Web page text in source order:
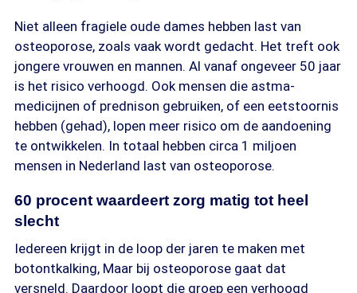
Niet alleen fragiele oude dames hebben last van
osteoporose, zoals vaak wordt gedacht. Het treft ook
jongere vrouwen en mannen. Al vanaf ongeveer 50 jaar
is het risico verhoogd. Ook mensen die astma-
medicijnen of prednison gebruiken, of een eetstoornis
hebben (gehad), lopen meer risico om de aandoening
te ontwikkelen. In totaal hebben circa 1 miljoen
mensen in Nederland last van osteoporose.
60 procent waardeert zorg matig tot heel
slecht
Iedereen krijgt in de loop der jaren te maken met
botontkalking, Maar bij osteoporose gaat dat
versneld. Daardoor loopt die groep een verhoogd